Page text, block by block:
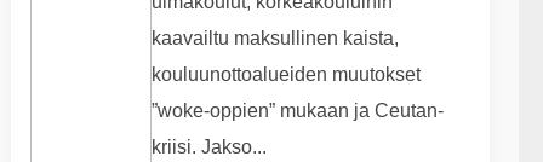
kaavailtu maksullinen kaista,
kouluunottoalueiden muutokset
”woke-oppien” mukaan ja Ceutan-
kriisi. Jakso...